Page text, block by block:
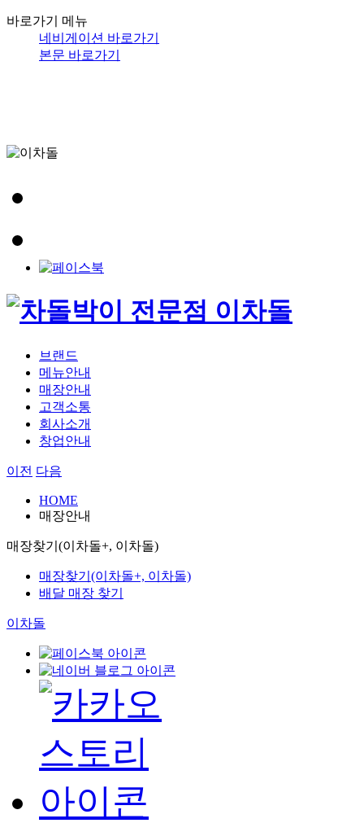
바로가기 메뉴
네비게이션 바로가기
본문 바로가기
브랜드
메뉴안내
매장안내
고객소통
회사소개
창업안내
이전 다음
HOME
매장안내
매장찾기(이차돌+, 이차돌)
매장찾기(이차돌+, 이차돌)
배달 매장 찾기
이차돌